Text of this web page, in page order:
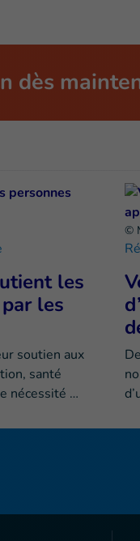
dès
les
les
soutien aux
santé
nécessité …
©